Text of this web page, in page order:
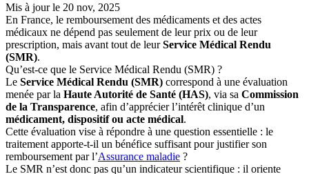
Mis à jour le 20 nov, 2025
En France, le remboursement des médicaments et des actes
médicaux ne dépend pas seulement de leur prix ou de leur
prescription, mais avant tout de leurService Médical Rendu
(SMR).
Qu’est-ce que le Service Médical Rendu (SMR) ?
Le Service Médical Rendu (SMR) correspond à une évaluation
menée par la Haute Autorité de Santé (HAS), via sa Commission
de la Transparence, afin d’apprécier l’intérêt clinique d’un
médicament, dispositif ou acte médical.
Cette évaluation vise à répondre à une question essentielle : le
traitement apporte-t-il un bénéfice suffisant pour justifier son
remboursement par l’Assurance maladie ?
Le SMR n’est donc pas qu’un indicateur scientifique : il oriente